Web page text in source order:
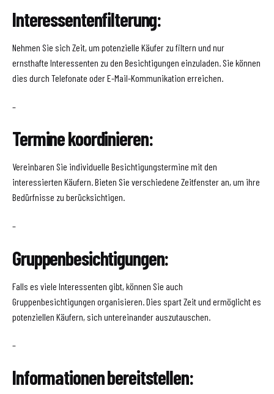
Interessentenfilterung:
Nehmen Sie sich Zeit, um potenzielle Käufer zu filtern und nur
ernsthafte Interessenten zu den Besichtigungen einzuladen. Sie können
dies durch Telefonate oder E-Mail-Kommunikation erreichen.
–
Termine koordinieren:
Vereinbaren Sie individuelle Besichtigungstermine mit den
interessierten Käufern. Bieten Sie verschiedene Zeitfenster an, um ihre
Bedürfnisse zu berücksichtigen.
–
Gruppenbesichtigungen:
Falls es viele Interessenten gibt, können Sie auch
Gruppenbesichtigungen organisieren. Dies spart Zeit und ermöglicht es
potenziellen Käufern, sich untereinander auszutauschen.
–
Informationen bereitstellen: